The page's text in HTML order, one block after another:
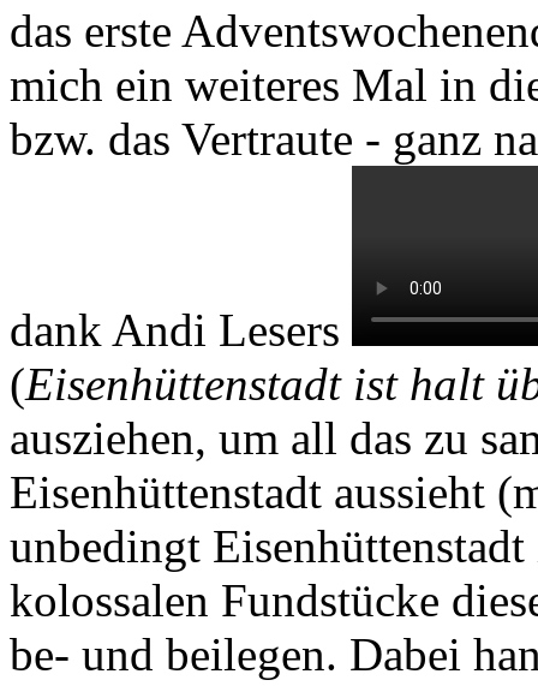
das erste
mich ein weiteres Mal in
bzw. das Vertraute - ganz
dank Andi Lesers
(Eisenhüttenstadt ist halt
ausziehen, um all das zu
Eisenhüttenstadt aussieht
unbedingt
kolossalen Fundstücke
be- und beilegen. Dabei